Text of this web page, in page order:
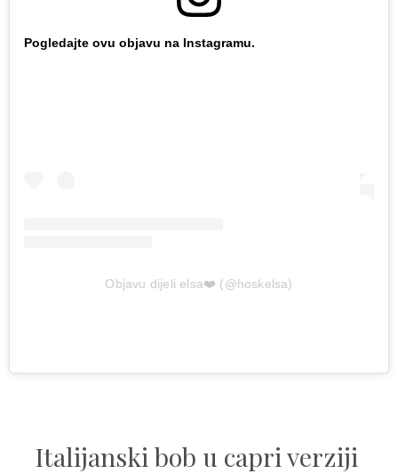
Pogledajte ovu objavu na Instagramu.
Objavu dijeli elsa❤️ (@hoskelsa)
Italijanski bob u capri verziji